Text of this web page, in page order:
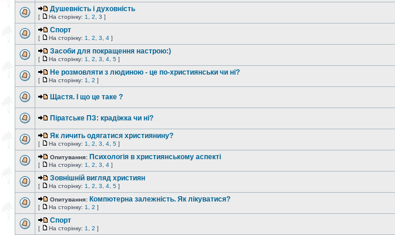
Душевність і духовність
[ На сторінку: 1 2 3 ]
Спорт
[ На сторінку: 1 2 3 4 ]
Засоби для покращення настрою:)
[ На сторінку: 1 2 3 4 5 ]
Не розмовляти з людиною - це по-християнськи чи ні?
[ На сторінку: 1 2 ]
Щастя. І що це таке ?
Піратське ПЗ: крадіжка чи ні?
Як личить одягатися християнину?
[ На сторінку: 1 2 3 4 5 ]
Опитування: Психологія в християнському аспекті
[ На сторінку: 1 2 3 4 ]
Зовнішній вигляд християн
[ На сторінку: 1 2 3 4 5 ]
Опитування: Компютерна залежність. Як лікуватися?
[ На сторінку: 1 2 ]
Спорт
[ На сторінку: 1 2 ]